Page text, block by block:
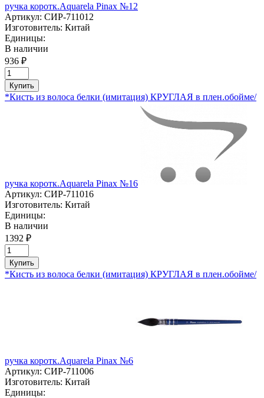
ручка коротк.Aquarela Pinaх №12
Артикул: СИР-711012
Изготовитель: Китай
Единицы:
В наличии
936 ₽
Купить
*Кисть из волоса белки (имитация) КРУГЛАЯ в плен.обойме/
ручка коротк.Aquarela Pinaх №16
Артикул: СИР-711016
Изготовитель: Китай
Единицы:
В наличии
1392 ₽
Купить
*Кисть из волоса белки (имитация) КРУГЛАЯ в плен.обойме/
ручка коротк.Aquarela Pinaх №6
Артикул: СИР-711006
Изготовитель: Китай
Единицы: